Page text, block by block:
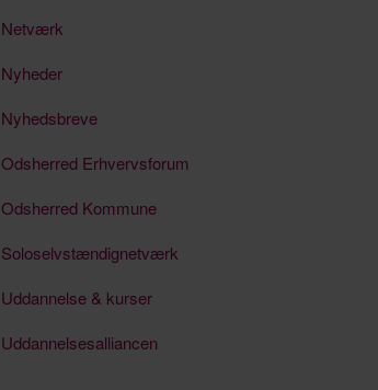
Netværk
Nyheder
Nyhedsbreve
Odsherred Erhvervsforum
Odsherred Kommune
Soloselvstændignetværk
Uddannelse & kurser
Uddannelsesalliancen